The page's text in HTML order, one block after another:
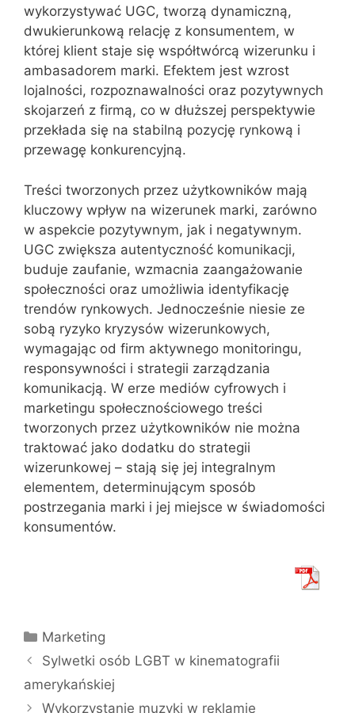
wykorzystywać UGC, tworzą dynamiczną,
dwukierunkową relację z konsumentem, w
której klient staje się współtwórcą wizerunku i
ambasadorem marki. Efektem jest wzrost
lojalności, rozpoznawalności oraz pozytywnych
skojarzeń z firmą, co w dłuższej perspektywie
przekłada się na stabilną pozycję rynkową i
przewagę konkurencyjną.
Treści tworzonych przez użytkowników mają
kluczowy wpływ na wizerunek marki, zarówno
w aspekcie pozytywnym, jak i negatywnym.
UGC zwiększa autentyczność komunikacji,
buduje zaufanie, wzmacnia zaangażowanie
społeczności oraz umożliwia identyfikację
trendów rynkowych. Jednocześnie niesie ze
sobą ryzyko kryzysów wizerunkowych,
wymagając od firm aktywnego monitoringu,
responsywności i strategii zarządzania
komunikacją. W erze mediów cyfrowych i
marketingu społecznościowego treści
tworzonych przez użytkowników nie można
traktować jako dodatku do strategii
wizerunkowej – stają się jej integralnym
elementem, determinującym sposób
postrzegania marki i jej miejsce w świadomości
konsumentów.
Kategorie
Marketing
Sylwetki osób LGBT w kinematografii
amerykańskiej
Wykorzystanie muzyki w reklamie